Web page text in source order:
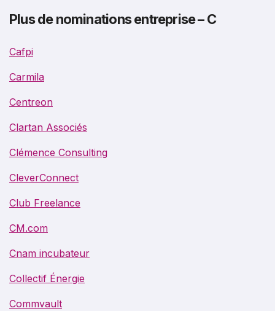
Plus de nominations entreprise – C
Cafpi
Carmila
Centreon
Clartan Associés
Clémence Consulting
CleverConnect
Club Freelance
CM.com
Cnam incubateur
Collectif Énergie
Commvault